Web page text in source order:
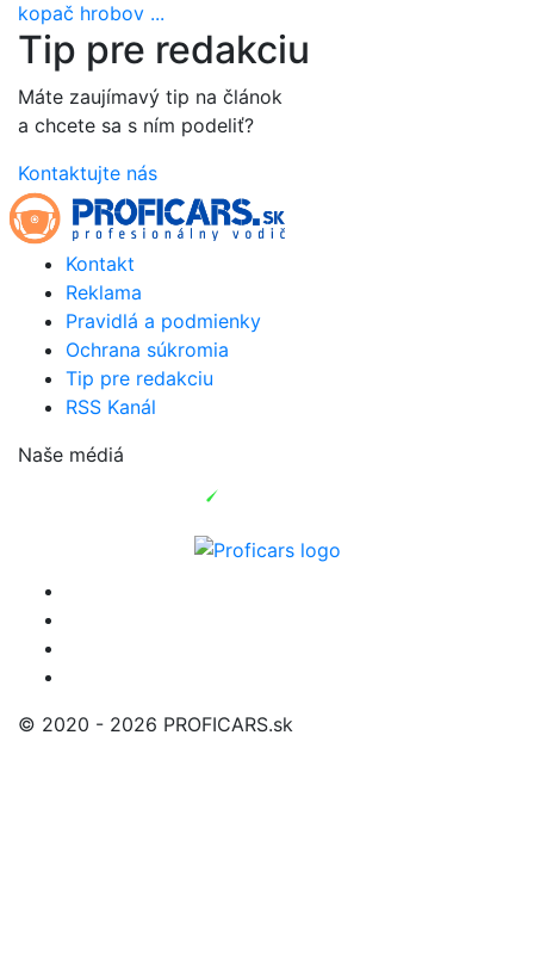
kopač hrobov ...
Tip pre redakciu
Máte zaujímavý tip na článok
a chcete sa s ním podeliť?
Kontaktujte nás
Kontakt
Reklama
Pravidlá a podmienky
Ochrana súkromia
Tip pre redakciu
RSS Kanál
Naše médiá
© 2020 - 2026 PROFICARS.sk